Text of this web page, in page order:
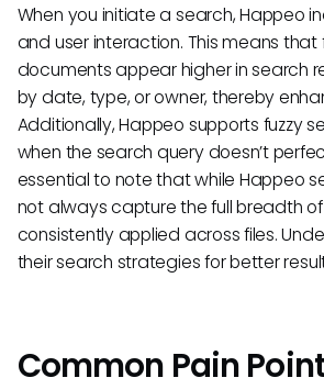
When you initiate a search, Happeo
and user interaction. This means
documents appear higher in search
by date, type, or owner, thereby
Additionally, Happeo supports fuzzy
when the search query doesn’t
essential to note that while Happeo
not always capture the full breadth
consistently applied across files.
their search strategies for better
Common Pain